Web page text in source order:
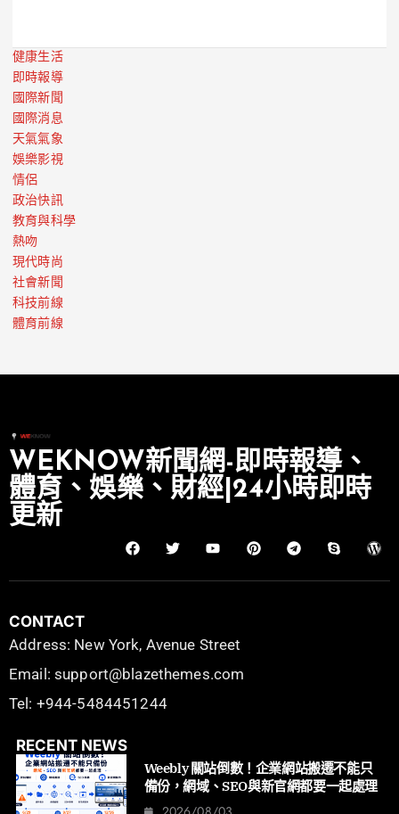
健康生活
即時報導
國際新聞
國際消息
天氣氣象
娛樂影視
情侶
政治快訊
教育與科學
熱吻
現代時尚
社會新聞
科技前線
體育前線
WEKNOW新聞網-即時報導、
體育、娛樂、財經|24小時即時
更新
CONTACT
Address: New York, Avenue Street
Email: support@blazethemes.com
Tel: +944-5484451244
RECENT NEWS
Weebly 關站倒數！企業網站搬遷不能只
備份，網域、SEO與新官網都要一起處理